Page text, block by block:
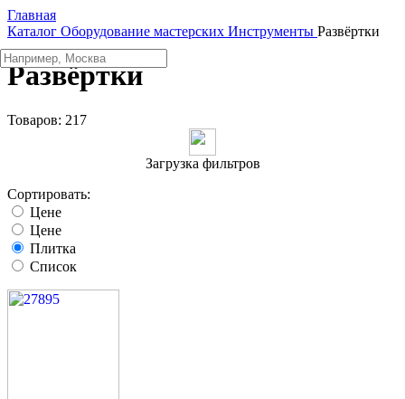
Главная
Каталог Оборудование мастерских Инструменты Развёртки
Развёртки
Товаров: 217
Загрузка фильтров
Сортировать:
Цене
Цене
Плитка
Список